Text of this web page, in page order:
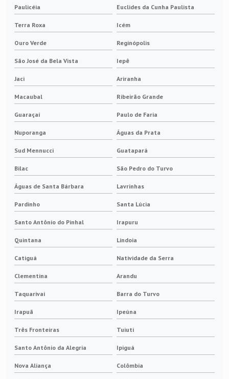
Paulicéia Euclides da Cunha Paulista
Terra Roxa Icém
Ouro Verde Reginópolis
São José da Bela Vista Iepê
Jaci Ariranha
Macaubal Ribeirão Grande
Guaraçaí Paulo de Faria
Nuporanga Águas da Prata
Sud Mennucci Guatapará
Bilac São Pedro do Turvo
Águas de Santa Bárbara Lavrinhas
Pardinho Santa Lúcia
Santo Antônio do Pinhal Irapuru
Quintana Lindoia
Catiguá Natividade da Serra
Clementina Arandu
Taquarivaí Barra do Turvo
Irapuã Ipeúna
Três Fronteiras Tuiuti
Santo Antônio da Alegria Ipiguá
Nova Aliança Colômbia